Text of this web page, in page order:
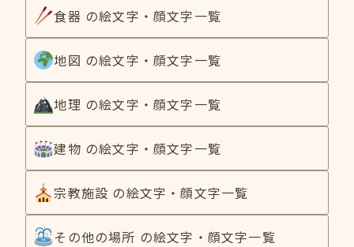
食器 の絵文字・顔文字一覧
地図 の絵文字・顔文字一覧
地理 の絵文字・顔文字一覧
建物 の絵文字・顔文字一覧
宗教施設 の絵文字・顔文字一覧
その他の場所 の絵文字・顔文字一覧